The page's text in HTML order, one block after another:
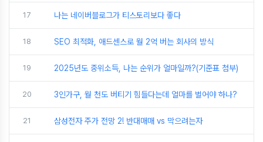
17 나는 네이버블로그가 티스토리보다 좋다
18 SEO 최적화, 애드센스로 월 2억 버는 회사의 방식
19 2025년도 중위소득, 나는 순위가 얼마일까?(기준표 첨부)
20 3인가구, 월 천도 버티기 힘들다는데 얼마를 벌어야 하나?
21 삼성전자 주가 전망 2! 반대매매 vs 막으려는자